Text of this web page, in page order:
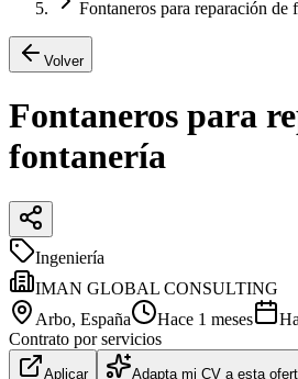
Fontaneros para reparación de
Volver
Fontaneros para
fontanería
Ingeniería
IMAN GLOBAL CONSULTING
Arbo, España Hace 1 meses
Contrato por servicios
Aplicar Adapta mi CV a esta